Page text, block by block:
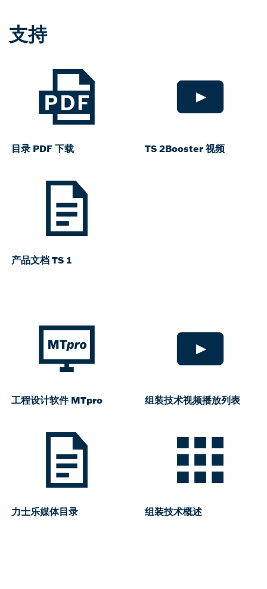
支持
目录 PDF 下载 TS 2Booster 视频
产品文档 TS 1
工程设计软件 MTpro 组装技术视频播放列表
力士乐媒体目录 组装技术概述